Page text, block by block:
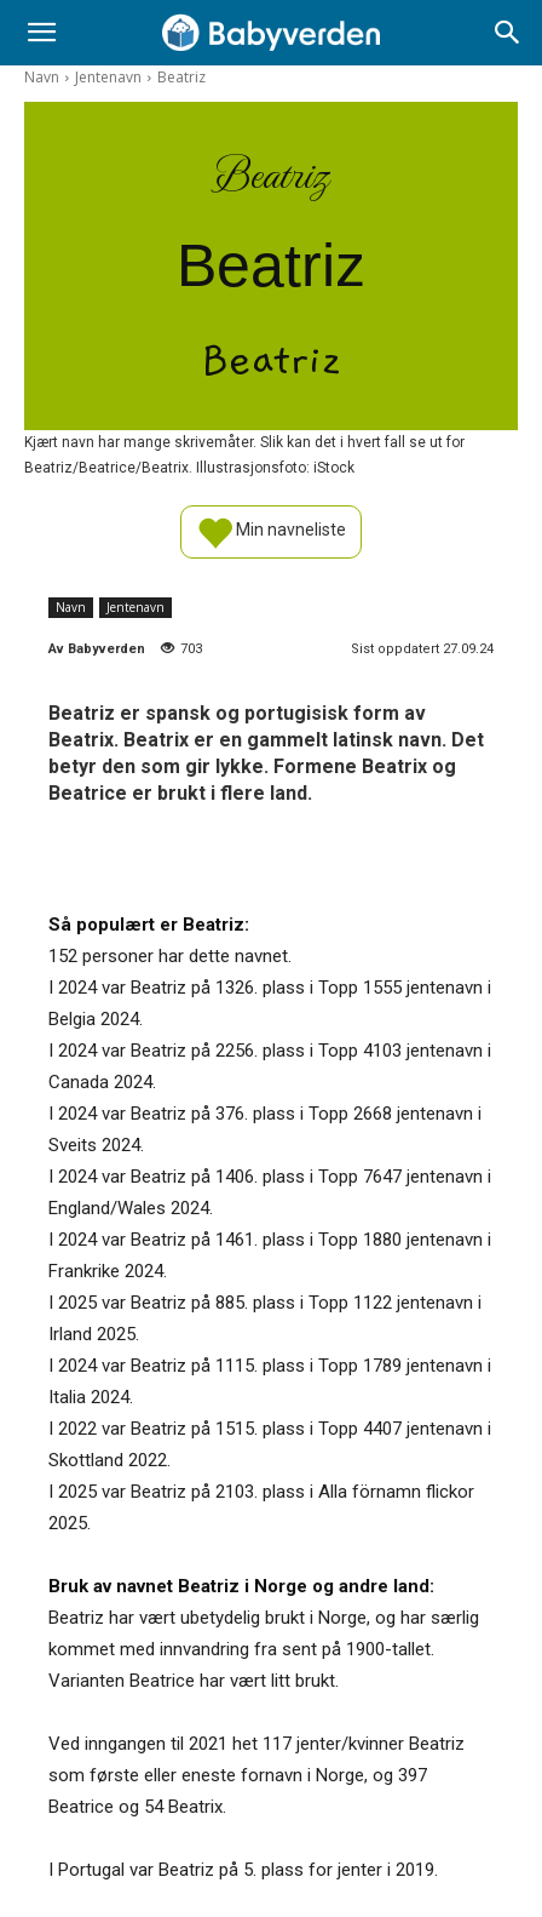
Navn Jentenavn Beatriz
Beatriz
Beatriz
Beatriz
Kjært navn har mange skrivemåter. Slik kan det i hvert fall se ut for
Beatriz/Beatrice/Beatrix. Illustrasjonsfoto: iStock
Min navneliste
Navn Jentenavn
Av Babyverden 703 Sist oppdatert 27.09.24
Beatriz er spansk og portugisisk form av
Beatrix. Beatrix er en gammelt latinsk navn. Det
betyr den som gir lykke. Formene Beatrix og
Beatrice er brukt i flere land.
Så populært er Beatriz:
152 personer har dette navnet.
I 2024 var Beatriz på 1326. plass i Topp 1555 jentenavn i
Belgia 2024.
I 2024 var Beatriz på 2256. plass i Topp 4103 jentenavn i
Canada 2024.
I 2024 var Beatriz på 376. plass i Topp 2668 jentenavn i
Sveits 2024.
I 2024 var Beatriz på 1406. plass i Topp 7647 jentenavn i
England/Wales 2024.
I 2024 var Beatriz på 1461. plass i Topp 1880 jentenavn i
Frankrike 2024.
I 2025 var Beatriz på 885. plass i Topp 1122 jentenavn i
Irland 2025.
I 2024 var Beatriz på 1115. plass i Topp 1789 jentenavn i
Italia 2024.
I 2022 var Beatriz på 1515. plass i Topp 4407 jentenavn i
Skottland 2022.
I 2025 var Beatriz på 2103. plass i Alla förnamn flickor
2025.
Bruk av navnet Beatriz i Norge og andre land:
Beatriz har vært ubetydelig brukt i Norge, og har særlig
kommet med innvandring fra sent på 1900-tallet.
Varianten Beatrice har vært litt brukt.
Ved inngangen til 2021 het 117 jenter/kvinner Beatriz
som første eller eneste fornavn i Norge, og 397
Beatrice og 54 Beatrix.
I Portugal var Beatriz på 5. plass for jenter i 2019.